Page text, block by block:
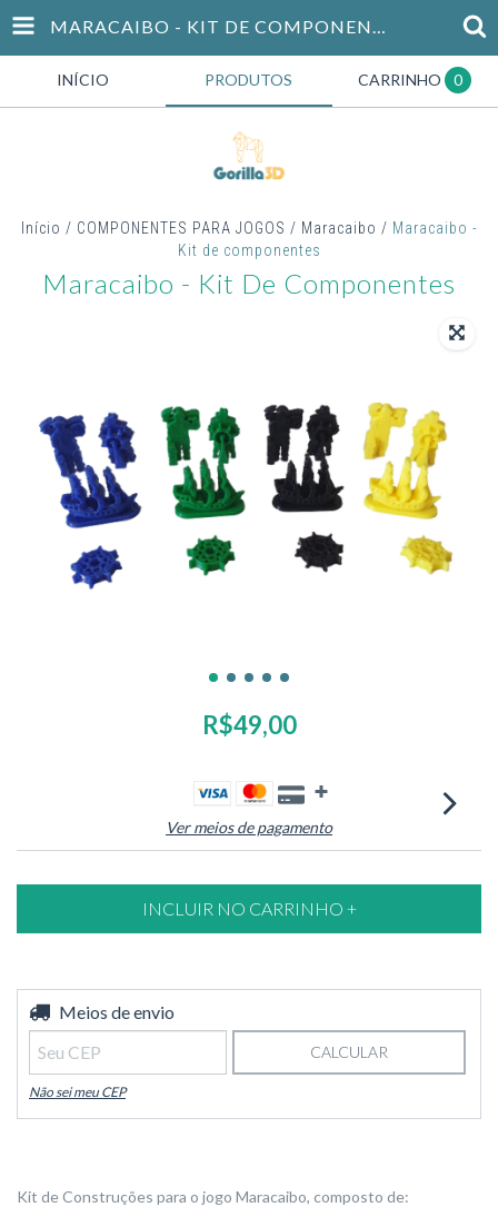
MARACAIBO - KIT DE COMPONENTES
INÍCIO PRODUTOS CARRINHO 0
Início / COMPONENTES PARA JOGOS / Maracaibo / Maracaibo -
Kit de componentes
Maracaibo - Kit De Componentes
R$49,00
Ver meios de pagamento
Entregas para o CEP:
Meios de envio
CALCULAR
Não sei meu CEP
Kit de Construções para o jogo Maracaibo, composto de: